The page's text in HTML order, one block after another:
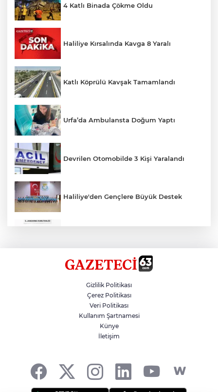
4 Katlı Binada Çökme Oldu
Haliliye Kırsalında Kavga 8 Yaralı
Katlı Köprülü Kavşak Tamamlandı
Urfa’da Ambulansta Doğum Yaptı
Devrilen Otomobilde 3 Kişi Yaralandı
Haliliye'den Gençlere Büyük Destek
Hikmet Başak’tan Ulaşım Çalışması
Atatürk Bulvarında Asfalt Yenileniyor
Gizlilik Politikası
Çerez Politikası
Veri Politikası
Kullanım Şartnamesi
Künye
İletişim